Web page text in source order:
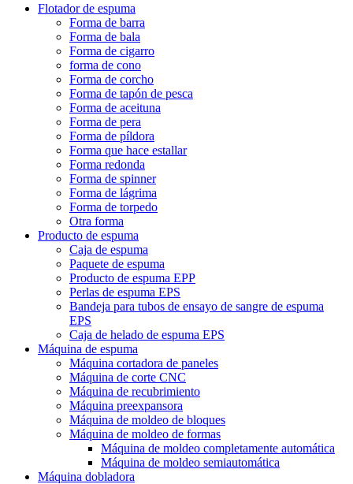
Flotador de espuma
Forma de barra
Forma de bala
Forma de cigarro
forma de cono
Forma de corcho
Forma de tapón de pesca
Forma de aceituna
Forma de pera
Forma de píldora
Forma que hace estallar
Forma redonda
Forma de spinner
Forma de lágrima
Forma de torpedo
Otra forma
Producto de espuma
Caja de espuma
Paquete de espuma
Producto de espuma EPP
Perlas de espuma EPS
Bandeja para tubos de ensayo de sangre de espuma
EPS
Caja de helado de espuma EPS
Máquina de espuma
Máquina cortadora de paneles
Máquina de corte CNC
Máquina de recubrimiento
Máquina preexpansora
Máquina de moldeo de bloques
Máquina de moldeo de formas
Máquina de moldeo completamente automática
Máquina de moldeo semiautomática
Máquina dobladora